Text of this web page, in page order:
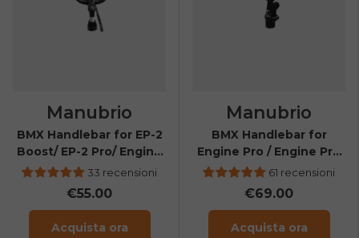
Manubrio
BMX Handlebar for EP-2
Boost/ EP-2 Pro/ Engine
X
33 recensioni
€55.00
Acquista ora
Manubrio
BMX Handlebar for
Engine Pro / Engine Pro
2.0 / X20 / L20 3.0 Boost
/ L20 3.0 Pro/ EP-2 3.0
Boost/ Engine Pro 3.0
Boost
61 recensioni
€69.00
Acquista ora